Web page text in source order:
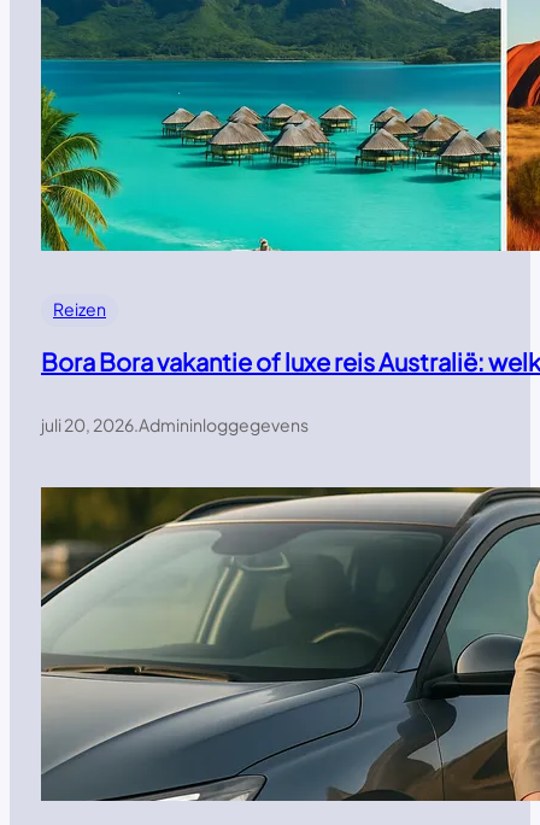
Reizen
Bora Bora vakantie of luxe reis Australië:
juli 20, 2026.Admininloggegevens